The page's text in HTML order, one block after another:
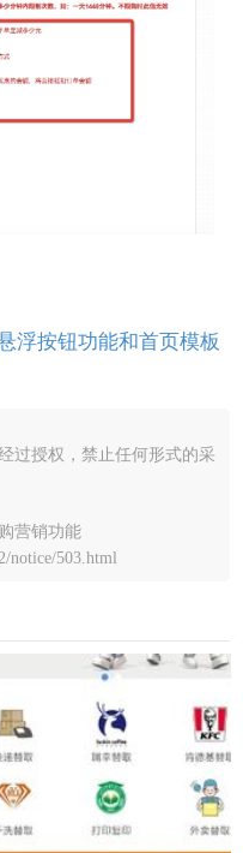
浮按钮功能和首页模板
过授权，禁止任何形式的采
营销功能
notice/503.html